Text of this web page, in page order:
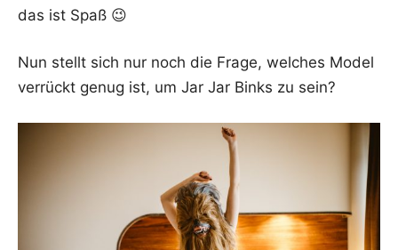
das ist Spaß 😉
Nun stellt sich nur noch die Fra­ge, wel­ches Model
ver­rückt genug ist, um Jar Jar Binks zu sein?